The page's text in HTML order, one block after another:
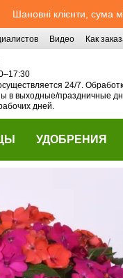
Шановні клієнти, сума
Видео Как
24/7.
в выходные/праздничные
дней.
УДОБРЕНИЯ